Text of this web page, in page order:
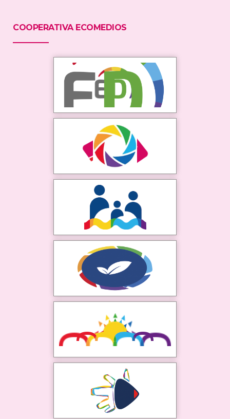
COOPERATIVA ECOMEDIOS